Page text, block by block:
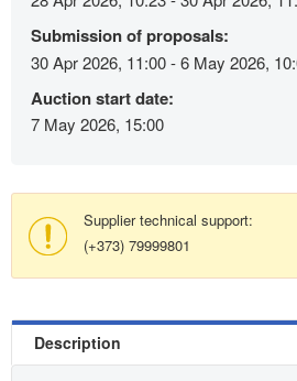
Submission of proposals:
30 Apr 2026, 11:00 - 6 May 2026,
Auction start date:
7 May 2026, 15:00
Supplier technical support:
(+373) 79999801
Description